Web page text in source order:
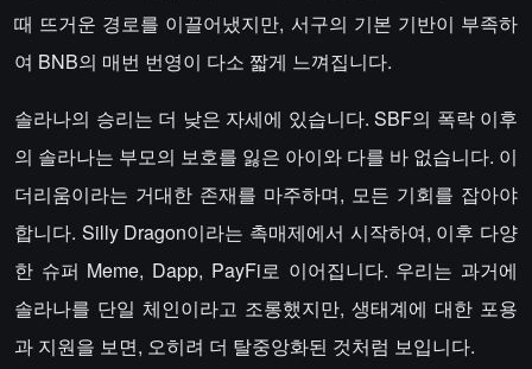
때 뜨거운 경로를 이끌어냈지만, 서구의 기본 기반이 부족하
여 BNB의 매번 번영이 다소 짧게 느껴집니다.
솔라나의 승리는 더 낮은 자세에 있습니다. SBF의 폭락 이후
의 솔라나는 부모의 보호를 잃은 아이와 다를 바 없습니다. 이
더리움이라는 거대한 존재를 마주하며, 모든 기회를 잡아야
합니다. Silly Dragon이라는 촉매제에서 시작하여, 이후 다양
한 슈퍼 Meme, Dapp, PayFi로 이어집니다. 우리는 과거에
솔라나를 단일 체인이라고 조롱했지만, 생태계에 대한 포용
과 지원을 보면, 오히려 더 탈중앙화된 것처럼 보입니다.